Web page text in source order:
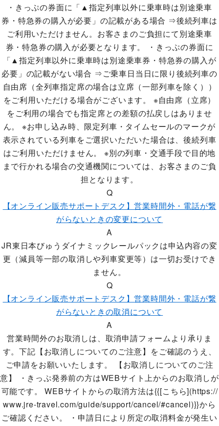
・きっぷの券面に「▲指定列車以外に乗車時は別途乗車
券・特急券の購入が必要」の記載がある場合 ⇒後続列車は
ご利用いただけません。お客さまのご負担にて別途乗車
券・特急券の購入が必要となります。 ・きっぷの券面に
「▲指定列車以外に乗車時は別途乗車券・特急券の購入が
必要」の記載がない場合 ⇒ご乗車日当日に限り後続列車の
自由席（全列車指定席の場合は立席（一部列車を除く））
をご利用いただける場合がございます。 ※自由席（立席）
をご利用の場合でも指定席との差額の払戻しはありませ
ん。 ※お申し込み時、限定列車・タイムセールのマークが
表示されている列車をご選択いただいた場合は、後続列車
はご利用いただけません。 ※別の列車・交通手段で目的地
まで行かれる場合の交通機関については、お客さまのご負
担となります。
Q
【オンライン販売サポートデスク】営業時間外・電話が繋
がらないときの変更について
A
JR東日本びゅうダイナミックレールパックは申込内容の変
更（減員等一部の取消しや列車変更等）は一切お受けでき
ません。
Q
【オンライン販売サポートデスク】営業時間外・電話が繋
がらないときの取消について
A
営業時間外のお取消しは、取消申請フォームより承りま
す。下記【お取消しについてのご注意】をご確認のうえ、
ご申請をお願いいたします。 【お取消しについてのご注
意】 ・きっぷ発券前の方はWEBサイト上からのお取消しが
可能です。 WEBサイトからの取消方法は{{[こちら](https://
www.jre-travel.com/guide/support/cancel/#cancel)}}から
ご確認ください。 ・申請日により所定の取消料金が発生い